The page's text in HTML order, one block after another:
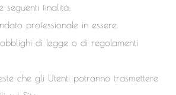
seguenti finalità:
professionale in essere.
di legge o di regolamenti
che gli Utenti potranno trasmettere